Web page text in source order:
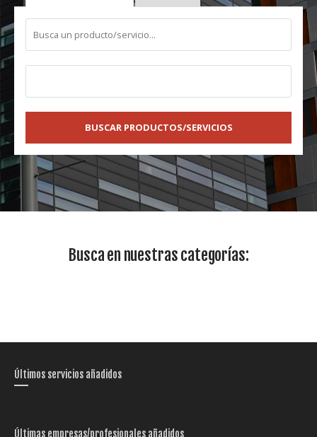
BUSCAR PRODUCTOS/SERVICIOS
Busca en nuestras categorías:
Últimos servicios añadidos
Últimas empresas/profesionales añadidos